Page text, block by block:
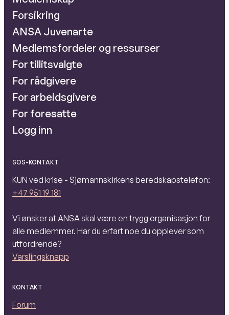
Forsikring
ANSA Juvenarte
Medlemsfordeler og ressurser
For tillitsvalgte
For rådgivere
For arbeidsgivere
For foresatte
Logg inn
SOS-KONTAKT
KUN ved krise - Sjømannskirkens beredskapstelefon:
+47 951 19 181
Vi ønsker at ANSA skal være en trygg organisasjon for
alle medlemmer. Har du erfart noe du opplever som
utfordrende?
Varslingsknapp
KONTAKT
Forum